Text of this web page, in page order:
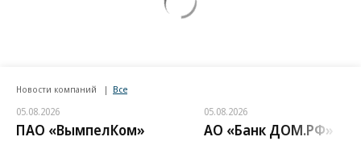
Новости компаний Все
05.08.2026
ПАО «ВымпелКом»
05.08.2026
АО «Банк ДОМ.РФ»